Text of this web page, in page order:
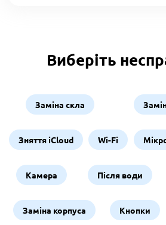
Виберіть
Заміна скла
Зняття iCloud Wi-Fi
Камера Після води
Заміна корпуса Кнопки